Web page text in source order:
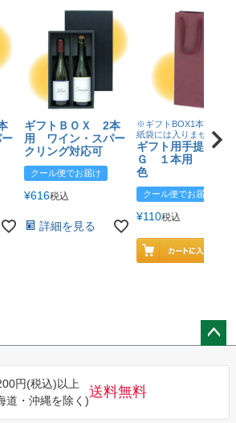
ギフトＢＯＸ 2本
用 ワイン・スパー
クリング対応可
クール便でお届け
¥616税込
詳細を見る
※ギフトBOX1本用はこ
紙袋には入りません
ギフト用手提げＢ
Ｇ １本用 エン
色
クール便でお届け
¥110税込
円(税込)以上
道・沖縄を除く)
送料無料